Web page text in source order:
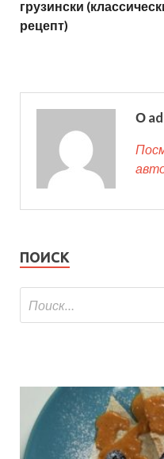
грузински
рецепт)
О
ПОИСК